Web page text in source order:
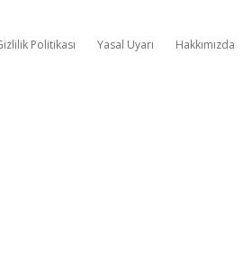
Politikası Yasal Uyarı Hakkımızda